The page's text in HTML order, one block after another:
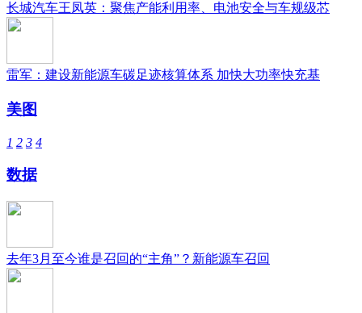
长城汽车王凤英：聚焦产能利用率、电池安全与车规级芯
雷军：建设新能源车碳足迹核算体系 加快大功率快充基
美图
1 2 3 4
数据
去年3月至今谁是召回的“主角”？新能源车召回